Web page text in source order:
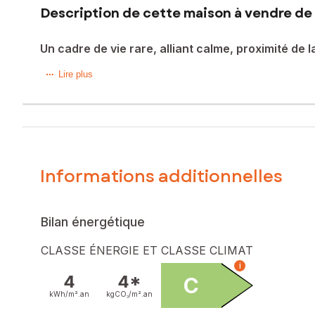
Description de cette maison à vendre de
Un cadre de vie rare, alliant calme, proximité de
Située à Penta-di-Casinca (20213), cette maison offre
ainsi un cadre de vie confortable.
À l'extérieur, cette maison T3 dispose d'un jardin de
À l'intérieur, cette maison de 72m² construite en 2011
Les informations sur les risques auxquels ce bien est
Prix de vente : 372 750 €
Honoraires charge vendeur
Contactez votre conseiller SAFTI : Priscilla PIETROTTI,
Lire plus
Informations additionnelles
Bilan énergétique
CLASSE ÉNERGIE ET CLASSE CLIMAT
4
kWh/m². an
4*
kgCO₂/m². an C
i